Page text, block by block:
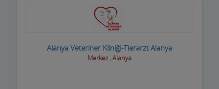
Perde Mefruşat Firmaları
Piknik Yerleri
Alanya Veteriner Kliniği-Tierarzt Alanya
Merkez , Alanya